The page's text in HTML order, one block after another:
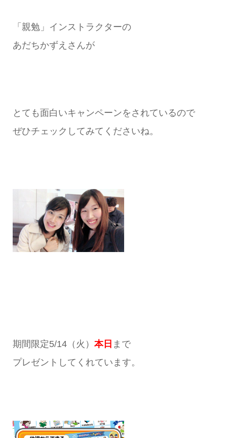
「親勉」インストラクターの
あだちかずえさんが
とても面白いキャンペーンをされているので
ぜひチェックしてみてくださいね。
期間限定5/14（火） 本日 まで
プレゼントしてくれています。